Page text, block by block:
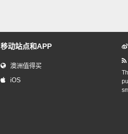
移动站点和APP
澳洲值得买
iOS